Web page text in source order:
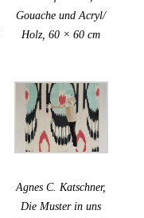
Gouache und Acryl/
Holz, 60 × 60 cm
Agnes C. Katschner,
Die Muster in uns